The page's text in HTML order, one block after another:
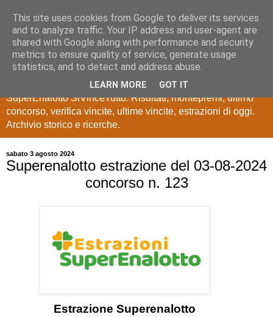
Estrazioni Lotto
SuperEnalotto
Ultime estrazioni di Lotto, SuperEnalotto, 10 e lotto,
SuperEnalotto SiVinceTutto. Risultati, montepremi, ultimo
concorso, verifica vincite, ultime vincite, estrazioni di oggi.
Archivio storico e ricerche.
sabato 3 agosto 2024
Superenalotto estrazione del 03-08-2024
concorso n. 123
Estrazione Superenalotto
This site uses cookies from Google to deliver its services
and to analyze traffic. Your IP address and user-agent are
shared with Google along with performance and security
metrics to ensure quality of service, generate usage
statistics, and to detect and address abuse.
LEARN MORE GOT IT